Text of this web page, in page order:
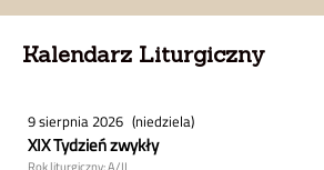
Kalendarz Liturgiczny